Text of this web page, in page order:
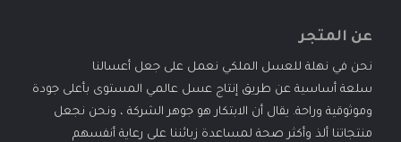
عن المتجر
نحن في نهلة للعسل الملكي نعمل على جعل أعسالنا
سلعة أساسية عن طريق إنتاج عسل عالمي المستوى بأعلى جودة
وموثوقية وراحة. يقال أن الابتكار هو جوهر الشركة ، ونحن نجعل
منتجاتنا ألذ وأكثر صحة لمساعدة زبائننا على رعاية أنفسهم